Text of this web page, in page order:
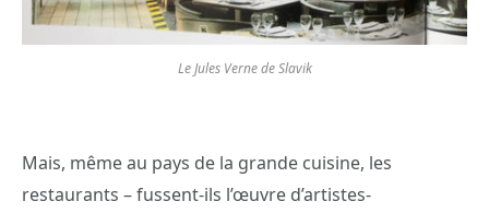
Le Jules Verne de Slavik
Mais, même au pays de la grande cuisine, les
restaurants – fussent-ils l’œuvre d’artistes-